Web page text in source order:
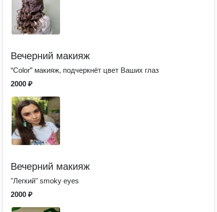
Вечерний макияж
“Color” макияж, подчеркнёт цвет Ваших глаз
2000 ₽
Вечерний макияж
"Легкий" smoky eyes
2000 ₽